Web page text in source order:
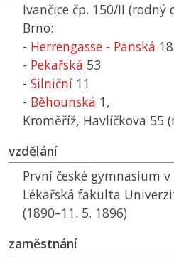
Ivančice čp. 150/II (rodný
Brno:
- Herrengasse - Panská 18
- Pekařská 53
- Silniční 11
- Běhounská 1,
Kroměříž, Havlíčkova 55
vzdělání
První české gymnasium
Lékařská fakulta
(1890–11. 5. 1896)
zaměstnání